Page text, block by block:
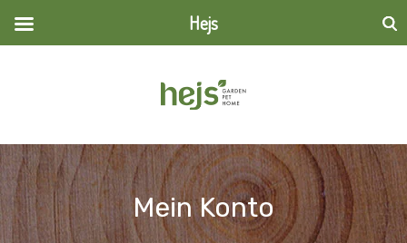
Suchen
nach:
Mein Konto
Hejs